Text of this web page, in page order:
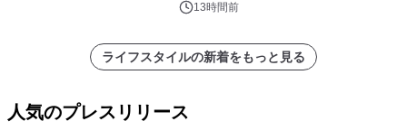
13時間前
ライフスタイルの新着をもっと見る
人気のプレスリリース